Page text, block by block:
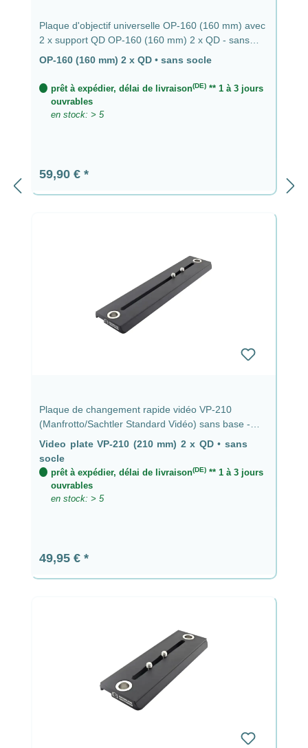
Plaque d'objectif universelle OP-160 (160 mm) avec
2 x support QD OP-160 (160 mm) 2 x QD - sans
socle
OP-160 (160 mm) 2 x QD • sans socle
prêt à expédier, délai de livraison(DE)** 1 à 3 jours
ouvrables
en stock: > 5
Prix régulier :
59,90 €
Plaque de changement rapide vidéo VP-210
(Manfrotto/Sachtler Standard Vidéo) sans base -
Plaque vidéo VP-210 (210 mm) 2 x QD
Video plate VP-210 (210 mm) 2 x QD • sans
socle
prêt à expédier, délai de livraison(DE)** 1 à 3 jours
ouvrables
en stock: > 5
Prix régulier :
49,95 €